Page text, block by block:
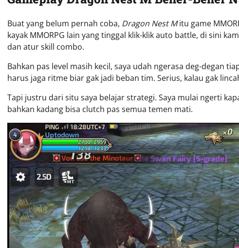
Buat yang belum pernah coba, Dragon Nest Mitu game
kayak MMORPG lain yang tinggal klik-klik auto battle, di sini
dan atur skill combo.
Bahkan pas level masih kecil, saya udah ngerasa deg-degan
harus jaga ritme biar gak jadi beban tim. Serius, kalau gak
Tapi justru dari situ saya belajar strategi. Saya mulai ngerti
bahkan kadang bisa clutch pas semua temen mati.